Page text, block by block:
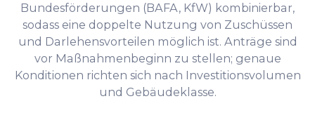
Bundesförderungen (BAFA, KfW) kombinierbar,
sodass eine doppelte Nutzung von Zuschüssen
und Darlehensvorteilen möglich ist. Anträge sind
vor Maßnahmenbeginn zu stellen; genaue
Konditionen richten sich nach Investitionsvolumen
und Gebäudeklasse.